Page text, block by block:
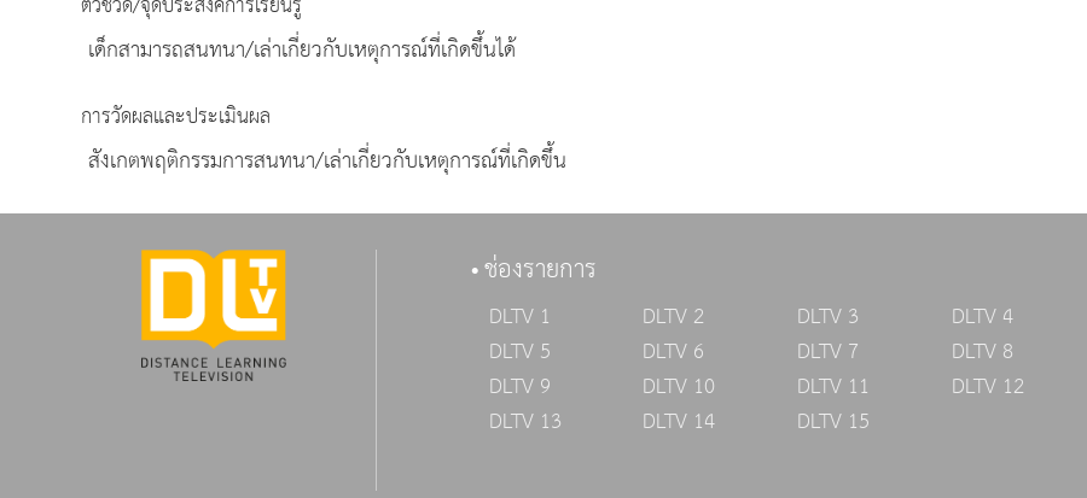
เด็กสามารถสนทนา/เล่าเกี่ยวกับเหตุการณ์ที่เกิดขึ้นได้
การวัดผลและประเมินผล
สังเกตพฤติกรรมการสนทนา/เล่าเกี่ยวกับเหตุการณ์ที่เกิดขึ้น
ช่องรายการ
DLTV 1 DLTV 2 DLTV 3
DLTV 4
DLTV 5
DLTV 6 DLTV 7
DLTV 8
DLTV 9
DLTV 10 DLTV 11
DLTV 12
DLTV 13
DLTV 14 DLTV 15